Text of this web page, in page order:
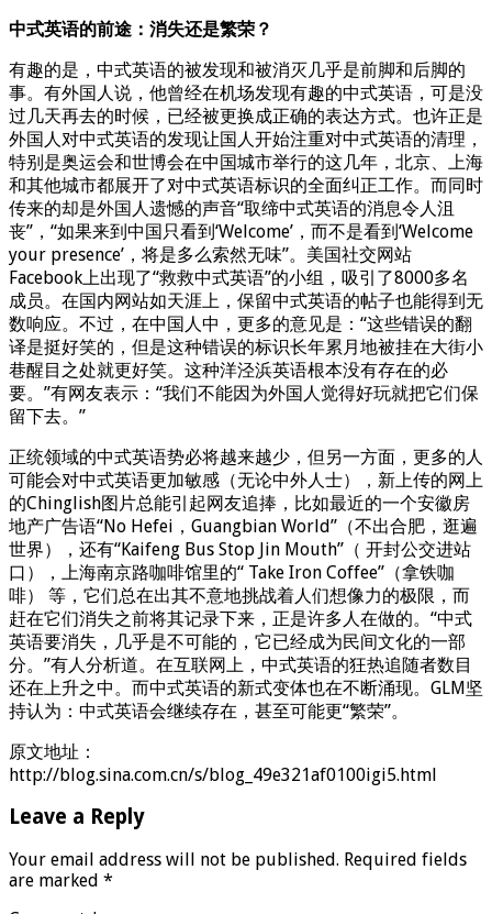
中式英语的前途：消失还是繁荣？
有趣的是，中式英语的被发现和被消灭几乎是前脚和后脚的
事。有外国人说，他曾经在机场发现有趣的中式英语，可是没
过几天再去的时候，已经被更换成正确的表达方式。也许正是
外国人对中式英语的发现让国人开始注重对中式英语的清理，
特别是奥运会和世博会在中国城市举行的这几年，北京、上海
和其他城市都展开了对中式英语标识的全面纠正工作。而同时
传来的却是外国人遗憾的声音“取缔中式英语的消息令人沮
丧”，“如果来到中国只看到‘Welcome’，而不是看到‘Welcome
your presence’，将是多么索然无味”。美国社交网站
Facebook上出现了“救救中式英语”的小组，吸引了8000多名
成员。在国内网站如天涯上，保留中式英语的帖子也能得到无
数响应。不过，在中国人中，更多的意见是：“这些错误的翻
译是挺好笑的，但是这种错误的标识长年累月地被挂在大街小
巷醒目之处就更好笑。这种洋泾浜英语根本没有存在的必
要。”有网友表示：“我们不能因为外国人觉得好玩就把它们保
留下去。”
正统领域的中式英语势必将越来越少，但另一方面，更多的人
可能会对中式英语更加敏感（无论中外人士），新上传的网上
的Chinglish图片总能引起网友追捧，比如最近的一个安徽房
地产广告语“No Hefei，Guangbian World”（不出合肥，逛遍
世界），还有“Kaifeng Bus Stop Jin Mouth”（ 开封公交进站
口），上海南京路咖啡馆里的“ Take Iron Coffee”（拿铁咖
啡） 等，它们总在出其不意地挑战着人们想像力的极限，而
赶在它们消失之前将其记录下来，正是许多人在做的。“中式
英语要消失，几乎是不可能的，它已经成为民间文化的一部
分。”有人分析道。在互联网上，中式英语的狂热追随者数目
还在上升之中。而中式英语的新式变体也在不断涌现。GLM坚
持认为：中式英语会继续存在，甚至可能更“繁荣”。
原文地址：
http://blog.sina.com.cn/s/blog_49e321af0100igi5.html
Leave a Reply
Your email address will not be published. Required fields
are marked *